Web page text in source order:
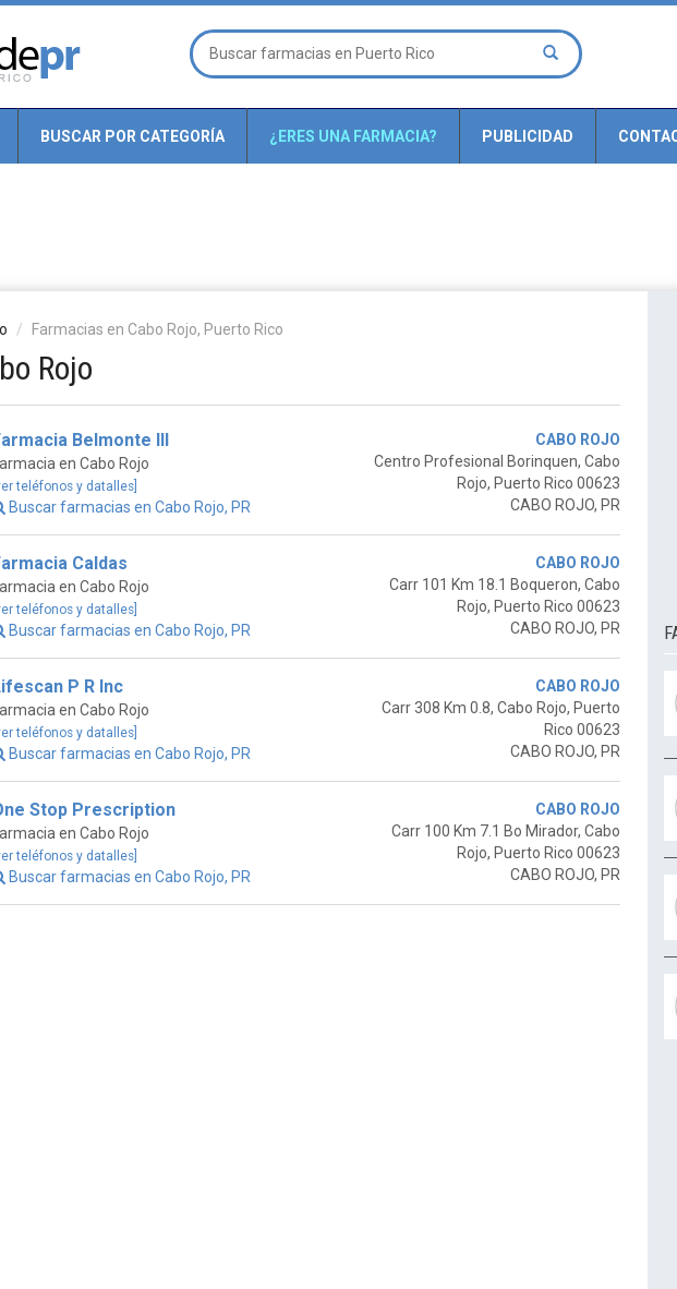
BUSCAR POR CATEGORÍA ¿ERES UNA FARMACIA? PUBLICIDAD
Farmacias en Cabo Rojo, Puerto Rico
Rojo
Belmonte III
en Cabo Rojo
teléfonos y datalles]
Buscar farmacias en Cabo Rojo, PR
CABO ROJO
Centro Profesional Borinquen, Cabo
Rojo, Puerto Rico 00623
CABO ROJO, PR
Caldas
en Cabo Rojo
teléfonos y datalles]
Buscar farmacias en Cabo Rojo, PR
CABO ROJO
Carr 101 Km 18.1 Boqueron, Cabo
Rojo, Puerto Rico 00623
CABO ROJO, PR
P R Inc
en Cabo Rojo
teléfonos y datalles]
Buscar farmacias en Cabo Rojo, PR
CABO ROJO
Carr 308 Km 0.8, Cabo Rojo, Puerto
Rico 00623
CABO ROJO, PR
Stop Prescription
en Cabo Rojo
teléfonos y datalles]
Buscar farmacias en Cabo Rojo, PR
CABO ROJO
Carr 100 Km 7.1 Bo Mirador, Cabo
Rojo, Puerto Rico 00623
CABO ROJO, PR